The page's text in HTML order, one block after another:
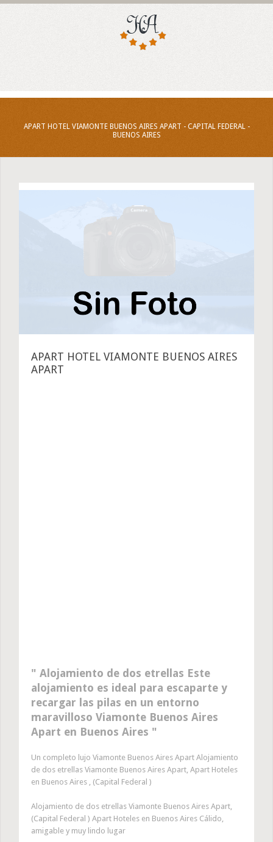
APART HOTEL VIAMONTE BUENOS AIRES APART - CAPITAL FEDERAL -
BUENOS AIRES
APART HOTEL VIAMONTE BUENOS AIRES
APART
Alojamiento de dos etrellas Este
alojamiento es ideal para escaparte y
recargar las pilas en un entorno
maravilloso Viamonte Buenos Aires
Apart en Buenos Aires
Un completo lujo Viamonte Buenos Aires Apart Alojamiento
de dos etrellas Viamonte Buenos Aires Apart, Apart Hoteles
en Buenos Aires , (Capital Federal )
Alojamiento de dos etrellas Viamonte Buenos Aires Apart,
(Capital Federal ) Apart Hoteles en Buenos Aires Cálido,
amigable y muy lindo lugar